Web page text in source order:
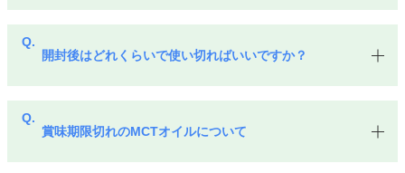
開封後はどれくらいで使い切ればいいですか？
賞味期限切れのMCTオイルについて